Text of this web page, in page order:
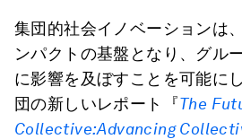
集団的社会イノベーションは
ンパクトの基盤となり、グル
に影響を及ぼすことを可能に
団の新しいレポート『The
Collective:Advancing